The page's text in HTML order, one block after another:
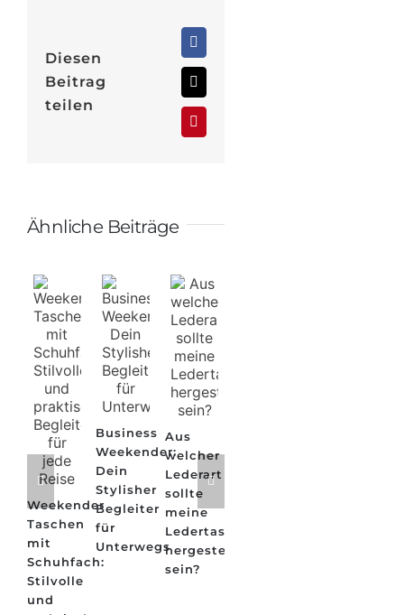
Diesen
Beitrag
teilen
Facebook
X
Pinterest
Ähnliche Beiträge
Weekender
Taschen
mit
Schuhfach:
Stilvolle
und
Business
Weekender:
Dein
Stylisher
Begleiter
für
Unterwegs
Aus
welcher
Lederart
sollte
meine
Ledertasche
hergestellt
sein?